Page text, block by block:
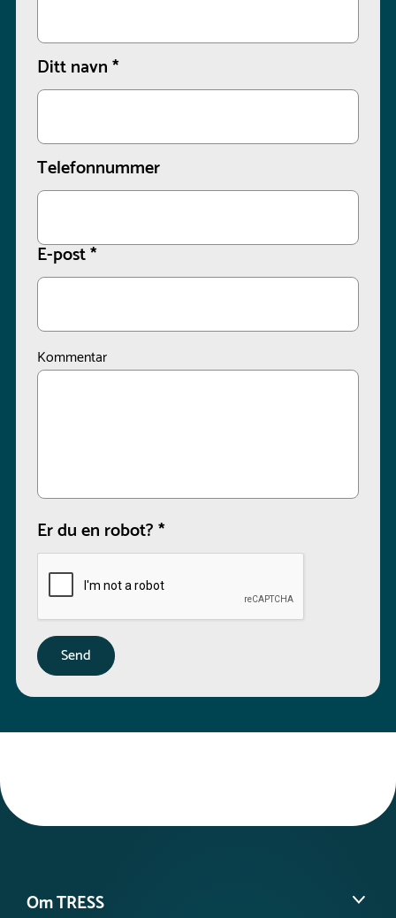
Ditt navn*
Telefonnummer
E-post*
Kommentar
Er du en robot?*
Om TRESS